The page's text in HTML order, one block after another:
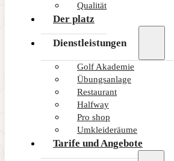
Qualität
Der platz
Dienstleistungen
Golf Akademie
Übungsanlage
Restaurant
Halfway
Pro shop
Umkleideräume
Tarife und Angebote